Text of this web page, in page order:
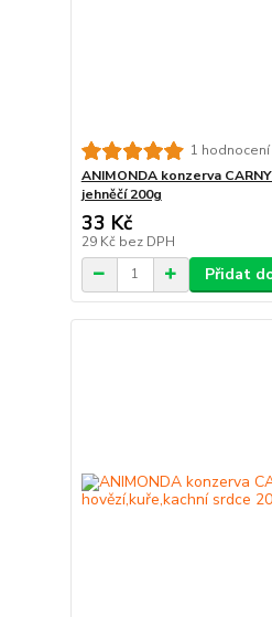
1 hodnocení
ANIMONDA konzerva
jehněčí 200g
33 Kč
29 Kč bez DPH
Přidat